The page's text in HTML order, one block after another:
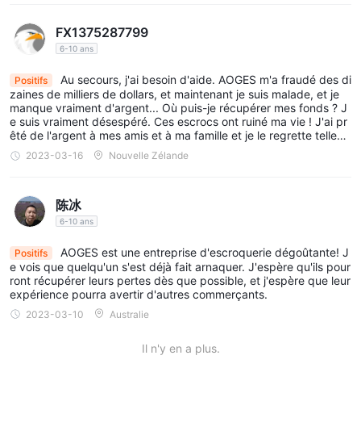
alisé que j'ai été trompé.
FX1375287799
6-10 ans
Positifs
Au secours, j'ai besoin d'aide. AOGES m'a fraudé des di
zaines de milliers de dollars, et maintenant je suis malade, et je
manque vraiment d'argent... Où puis-je récupérer mes fonds ? J
e suis vraiment désespéré. Ces escrocs ont ruiné ma vie ! J'ai pr
êté de l'argent à mes amis et à ma famille et je le regrette tellem
ent, même s'il est déjà trop tard...
2023-03-16 Nouvelle Zélande
陈冰
6-10 ans
Positifs
AOGES est une entreprise d'escroquerie dégoûtante! J
e vois que quelqu'un s'est déjà fait arnaquer. J'espère qu'ils pour
ront récupérer leurs pertes dès que possible, et j'espère que leur
expérience pourra avertir d'autres commerçants.
2023-03-10 Australie
Il n'y en a plus.